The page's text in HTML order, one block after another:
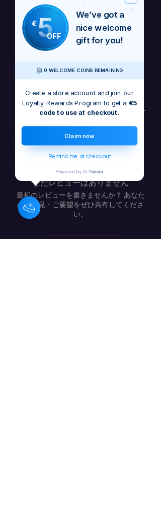
power of change and resilience. With a
dynamic blend of innovative beats and
empowering lyrics, this song reminds
you that staying agile in a constantly
evolving world is the key to thriving.
with life's twists and turn challenges
Now available on all major platforms –
today and transform the way
you move through life.
まだレビューはありません
最初のレビューを書きませんか？ あなた
のご意見・ご要望をぜひ共有してくださ
い。
€5OFF
We’ve got a
nice welcome
gift for you!
9 WELCOME COINS REMAINING
Create a store account and join our
Loyalty Rewards Program to get a €5
code to use at checkout.
Claim now
Remind me at checkout